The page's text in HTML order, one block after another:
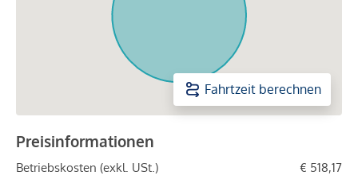
Fahrtzeit berechnen
Preisinformationen
Betriebskosten (exkl. USt.)
€ 518,17